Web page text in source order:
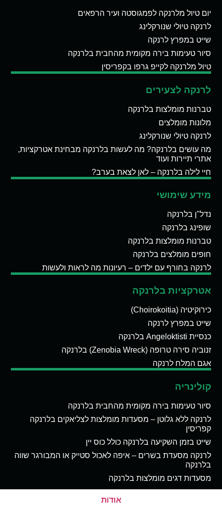
יום טיול מלרנקה לפמגוסטה ועיר הרפאים
לרנקה טיולי שנורקלינג
שייט במפרץ לרנקה
סיור טעימות בירה מקומית מהחבית בלרנקה
טיול מלרנקה לקייפ גרפו בקפריסין
לרנקה לצעירים
טברנות מומלצות בלרנקה
מלונות מומלצים
לרנקה טיולי שנורקלינג
מה עושים בלרנקה? מה לעשות בלרנקה מבחינת אטרקציות,
אתרי תיירות ועוד
חיי לילה בלרנקה – לאן לצאת בערב?
מידע שימושי
נדל"ן בלרנקה
שופינג בלרנקה
טברנות מומלצות בלרנקה
חופים מומלצים בלרנקה
לרנקה בחורף עם ילדים – רעיונות מה לראות ולעשות
אטרקציות בלרנקה
כירוקיטיה (Choirokoitia)
שייט במפרץ לרנקה
כנסיית Angeloktisti בלרנקה
זנוביה סירה טרופה (Zenobia Wreck) בלרנקה
אגם המלח לרנקה
קולינריה
סיור טעימות בירה מקומית מהחבית בלרנקה
לרנקה ללא גלוטן – מסעדות מומלצות לצליאקים בלרנקה
קפריסין
שייט בזמן השקיעה בלרנקה כולל כוס יין
לרנקה מסעדת בשרים – איפה לאכול סטייק או המבורגר שווה
בלרנקה
מסעדות דגים מומלצות בלרנקה
אודות